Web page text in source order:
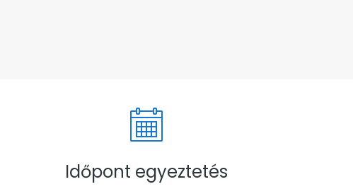
Időpont egyeztetés